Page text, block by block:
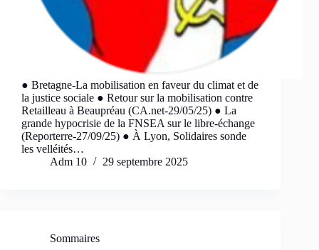
● Bretagne-La mobilisation en faveur du climat et de
la justice sociale ● Retour sur la mobilisation contre
Retailleau à Beaupréau (CA.net-29/05/25) ● La
grande hypocrisie de la FNSEA sur le libre-échange
(Reporterre-27/09/25) ● À Lyon, Solidaires sonde
les velléités…
Adm 10
29 septembre 2025
Sommaires